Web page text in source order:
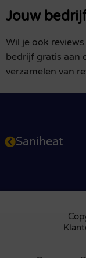
Jouw
Wil je ook
bedrijf gratis aan
verzamelen van
Saniheat